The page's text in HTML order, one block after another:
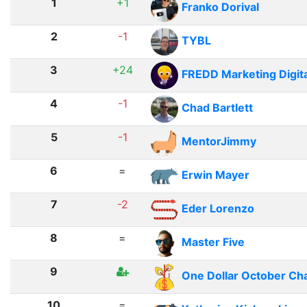
1
+1 Franko Dorival
2 -1 TYBL
3 +24 FREDD Marketing
4 -1 Chad Bartlett
5 -1 MentorJimmy
6 = Erwin Mayer
7 -2 Eder Lorenzo
8 = Master Five
9 One Dollar October